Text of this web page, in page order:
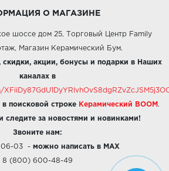
О МАГАЗИНЕ
шоссе дом 25, Торговый Центр Family
Магазин Керамический Бум.
скидки, акции, бонусы и подарки в Наших
каналах в
в поисковой строке Керамический BOOM .
следите за новостями и новинками!
Звоните нам:
06-03- можно написать в MAX
8 (800) 600-48-49